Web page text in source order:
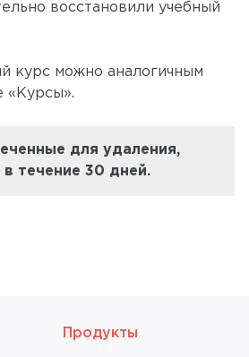
восстановили учебный
курс можно аналогичным
«Курсы».
для удаления,
течение 30 дней.
Продукты